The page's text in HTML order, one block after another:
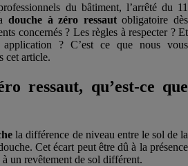
du bâtiment, l’arrêté du 11
douche à zéro ressautobligatoire dès
concernés ? Les règles à respecter ? Et
? C’est ce que nous vous
cet article.
ressaut, qu’est-ce que
la différence de niveau entre le sol de la
Cet écart peut être dû à la présence
un revêtement de sol différent.